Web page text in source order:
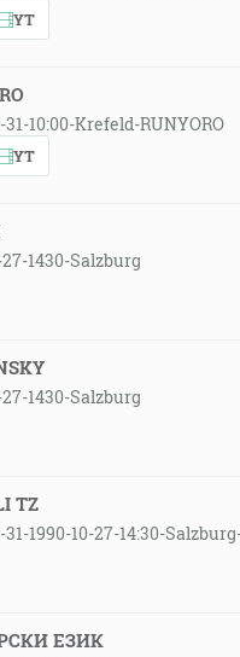
YT
31-10:00-Krefeld-RUNYORO
YT
27-1430-Salzburg
27-1430-Salzburg
TZ
31-1990-10-27-14:30-
ЕЗИК